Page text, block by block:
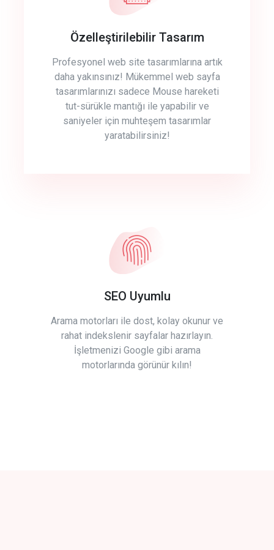
Özelleştirilebilir Tasarım
Profesyonel web site tasarımlarına artık
daha yakınsınız! Mükemmel web sayfa
tasarımlarınızı sadece Mouse hareketi
tut-sürükle mantığı ile yapabilir ve
saniyeler için muhteşem tasarımlar
yaratabilirsiniz!
SEO Uyumlu
Arama motorları ile dost, kolay okunur ve
rahat indekslenir sayfalar hazırlayın.
İşletmenizi Google gibi arama
motorlarında görünür kılın!